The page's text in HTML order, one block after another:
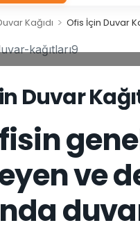
Kağıdı > Ofis İçin Duvar
Duvar
ve